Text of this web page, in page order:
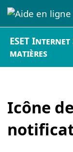
ESET
matières
Icône